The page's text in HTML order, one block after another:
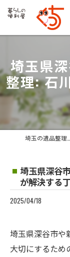
埼玉県
整理: 石
埼玉県深谷
が解決する
2025/04/18
埼玉県深谷市や
大切にするため